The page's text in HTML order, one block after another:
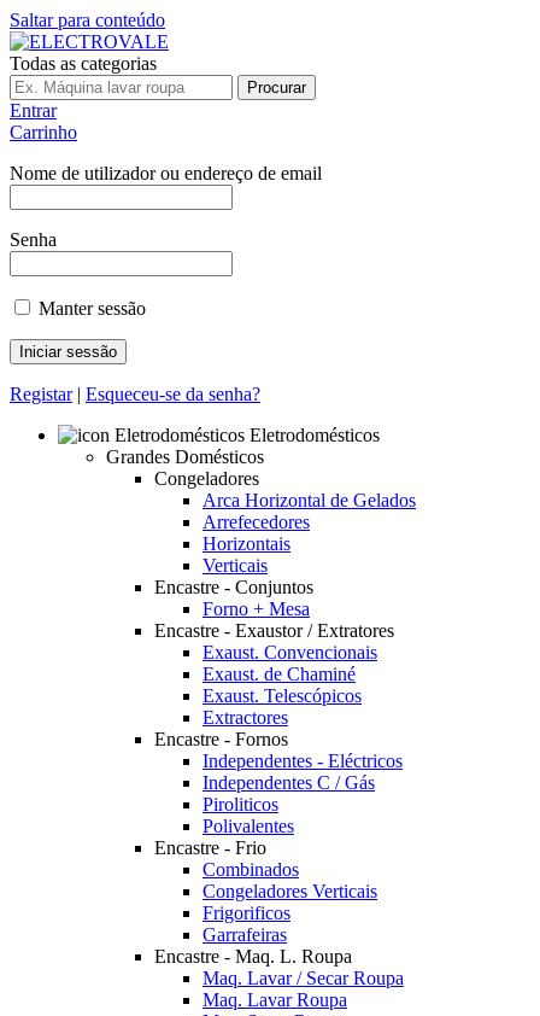
Saltar para conteúdo
Todas as categorias
Procurar
Entrar
Carrinho
Nome de utilizador ou endereço de email
Senha
Manter sessão
Registar| Esqueceu-se da senha?
Eletrodomésticos
Grandes Domésticos
Congeladores
Arca Horizontal de Gelados
Arrefecedores
Horizontais
Verticais
Encastre - Conjuntos
Forno + Mesa
Encastre - Exaustor / Extratores
Exaust. Convencionais
Exaust. de Chaminé
Exaust. Telescópicos
Extractores
Encastre - Fornos
Independentes - Eléctricos
Independentes C / Gás
Piroliticos
Polivalentes
Encastre - Frio
Combinados
Congeladores Verticais
Frigorificos
Garrafeiras
Encastre - Maq. L. Roupa
Maq. Lavar / Secar Roupa
Maq. Lavar Roupa